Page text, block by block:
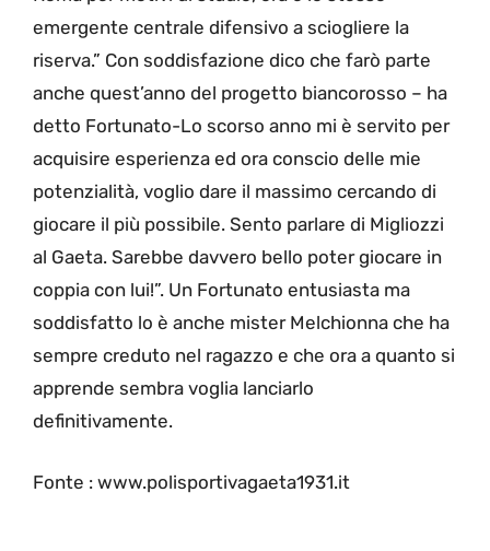
emergente centrale difensivo a sciogliere la
riserva.” Con soddisfazione dico che farò parte
anche quest’anno del progetto biancorosso – ha
detto Fortunato-Lo scorso anno mi è servito per
acquisire esperienza ed ora conscio delle mie
potenzialità, voglio dare il massimo cercando di
giocare il più possibile. Sento parlare di Migliozzi
al Gaeta. Sarebbe davvero bello poter giocare in
coppia con lui!”. Un Fortunato entusiasta ma
soddisfatto lo è anche mister Melchionna che ha
sempre creduto nel ragazzo e che ora a quanto si
apprende sembra voglia lanciarlo
definitivamente.
Fonte : www.polisportivagaeta1931.it